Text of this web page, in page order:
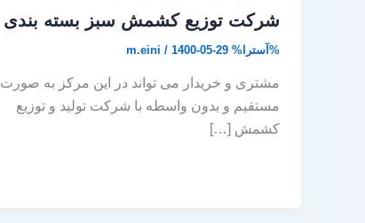
شرکت توزیع کشمش سبز بسته بندی
%آسترا% m.eini / 1400-05-29
مشتری و خریدار می تواند در این مرکز به صورت
مستقیم و بدون واسطه با شرکت تولید و توزیع
کشمش […]